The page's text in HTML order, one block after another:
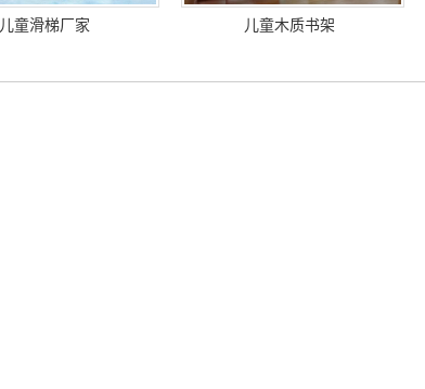
儿童滑梯厂家 儿童木质书架